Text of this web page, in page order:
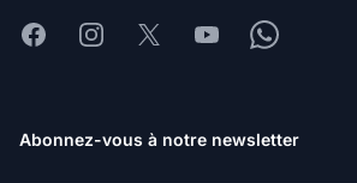
FacebookInstagram
X YoutubeWhatsapp
Abonnez-vous à notre newsletter